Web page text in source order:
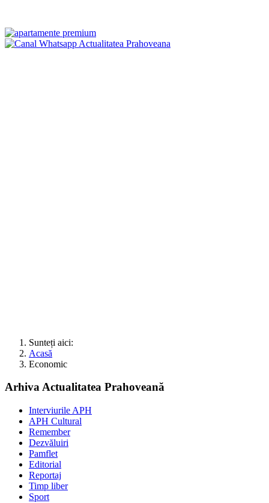
Sunteți aici:
Acasă
Economic
Arhiva Actualitatea Prahoveană
Interviurile APH
APH Cultural
Remember
Dezvăluiri
Pamflet
Editorial
Reportaj
Timp liber
Sport